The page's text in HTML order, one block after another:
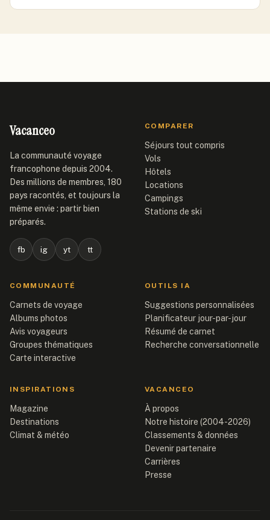
Vacanceo
La communauté voyage
francophone depuis 2004.
Des millions de membres, 180
pays racontés, et toujours la
même envie : partir bien
préparés.
fb ig yt tt
COMPARER
Séjours tout compris
Vols
Hôtels
Locations
Campings
Stations de ski
COMMUNAUTÉ
Carnets de voyage
Albums photos
Avis voyageurs
Groupes thématiques
Carte interactive
OUTILS IA
Suggestions personnalisées
Planificateur jour-par-jour
Résumé de carnet
Recherche conversationnelle
INSPIRATIONS
Magazine
Destinations
Climat & météo
VACANCEO
À propos
Notre histoire (2004-2026)
Classements & données
Devenir partenaire
Carrières
Presse